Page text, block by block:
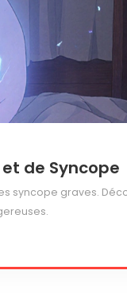
de Syncope
syncope graves.